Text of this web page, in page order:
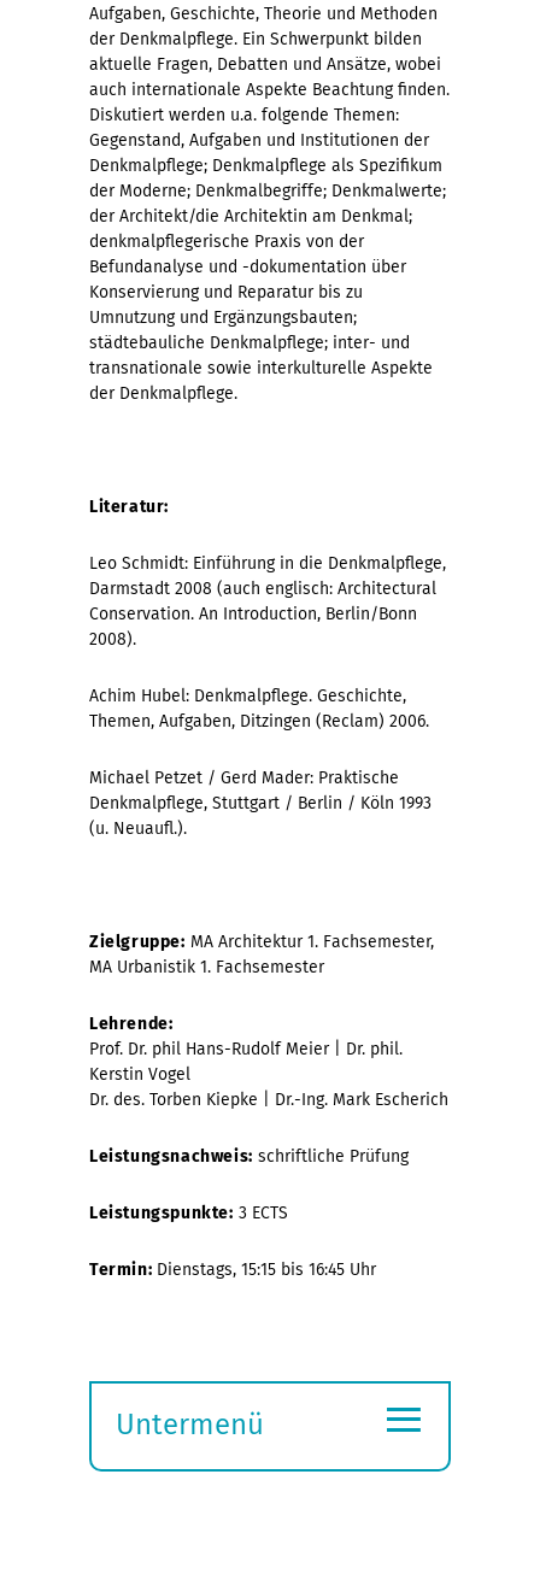
Aufgaben, Geschichte, Theorie und Methoden
der Denkmalpflege. Ein Schwerpunkt bilden
aktuelle Fragen, Debatten und Ansätze, wobei
auch internationale Aspekte Beachtung finden.
Diskutiert werden u.a. folgende Themen:
Gegenstand, Aufgaben und Institutionen der
Denkmalpflege; Denkmalpflege als Spezifikum
der Moderne; Denkmalbegriffe; Denkmalwerte;
der Architekt/die Architektin am Denkmal;
denkmalpflegerische Praxis von der
Befundanalyse und -dokumentation über
Konservierung und Reparatur bis zu
Umnutzung und Ergänzungsbauten;
städtebauliche Denkmalpflege; inter- und
transnationale sowie interkulturelle Aspekte
der Denkmalpflege.
Literatur:
Leo Schmidt: Einführung in die Denkmalpflege,
Darmstadt 2008 (auch englisch: Architectural
Conservation. An Introduction, Berlin/Bonn
2008).
Achim Hubel: Denkmalpflege. Geschichte,
Themen, Aufgaben, Ditzingen (Reclam) 2006.
Michael Petzet / Gerd Mader: Praktische
Denkmalpflege, Stuttgart / Berlin / Köln 1993
(u. Neuaufl.).
Zielgruppe: MA Architektur 1. Fachsemester,
MA Urbanistik 1. Fachsemester
Lehrende:
Prof. Dr. phil Hans-Rudolf Meier | Dr. phil.
Kerstin Vogel
Dr. des. Torben Kiepke | Dr.-Ing. Mark Escherich
Leistungsnachweis: schriftliche Prüfung
Leistungspunkte: 3 ECTS
Termin: Dienstags, 15:15 bis 16:45 Uhr
Untermenü
≡